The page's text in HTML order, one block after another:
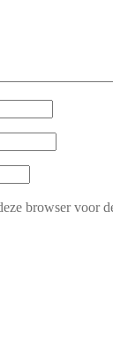
browser voor